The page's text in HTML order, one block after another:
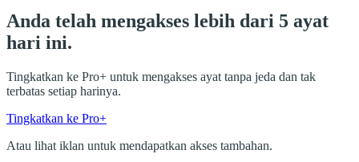
Anda telah mengakses lebih dari 5 ayat
hari ini.
Tingkatkan ke Pro+ untuk mengakses ayat tanpa jeda dan tak
terbatas setiap harinya.
Tingkatkan ke Pro+
Atau lihat iklan untuk mendapatkan akses tambahan.